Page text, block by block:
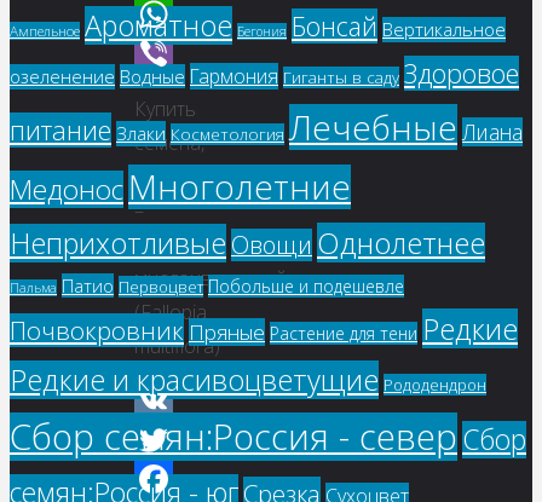
Telegram
WhatsApp
Viber
Купить
семена,
растение
–
Горец
многоцветковый
(Fallopia
multiflora)
VK
Twitter
Ампельное Ароматное Бегония Бонсай Вертикальное
озеленение Водные Гармония Гиганты в саду Здоровое
питание Злаки Косметология Лечебные Лиана
МедоносМноголетние
Неприхотливые Овощи Однолетнее
Пальма Патио Первоцвет Побольше и подешевле
Почвокровник Пряные Растение для тени Редкие
Редкие и красивоцветущие Рододендрон
Сбор семян:Россия - северСбор
семян:Россия - югСрезка Сухоцвет